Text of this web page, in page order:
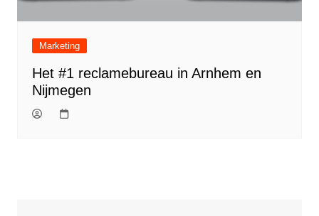
Marketing
Het #1 reclamebureau in Arnhem en
Nijmegen